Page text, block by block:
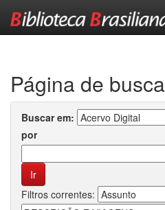
Página de busca
Buscar em:
por
Filtros correntes: